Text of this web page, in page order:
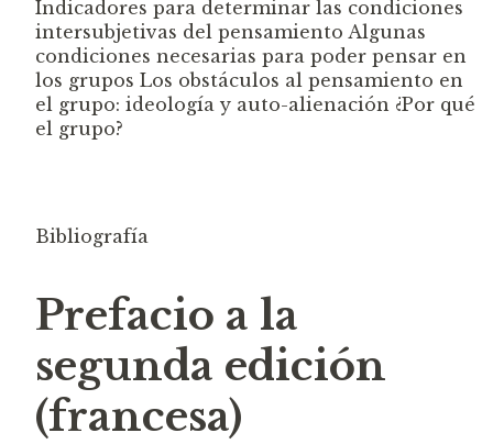
Indicadores para determinar las condiciones
intersubjetivas del pensamiento Algunas
condiciones necesarias para poder pensar en
los grupos Los obstáculos al pensamiento en
el grupo: ideología y auto-alienación ¿Por qué
el grupo?
Bibliografía
Prefacio a la
segunda edición
(francesa)